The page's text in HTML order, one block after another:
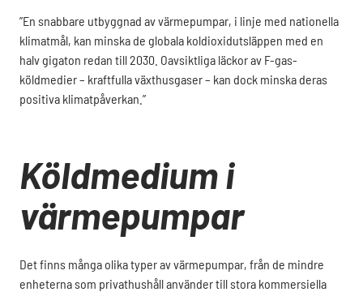
”En snabbare utbyggnad av värmepumpar, i linje med nationella
klimatmål, kan minska de globala koldioxidutsläppen med en
halv gigaton redan till 2030. Oavsiktliga läckor av F-gas-
köldmedier – kraftfulla växthusgaser – kan dock minska deras
positiva klimatpåverkan.”
Köldmedium i
värmepumpar
Det finns många olika typer av värmepumpar, från de mindre
enheterna som privathushåll använder till stora kommersiella